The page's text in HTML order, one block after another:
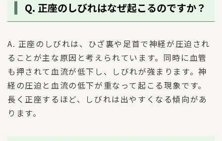
Q. 正座のしびれはなぜ起こるのですか？
A. 正座のしびれは、ひざ裏や足首で神経が圧迫され
ることが主な原因と考えられています。同時に血管
も押されて血流が低下し、しびれが強まります。神
経の圧迫と血流の低下が重なって起こる現象です。
長く正座するほど、しびれは出やすくなる傾向があ
ります。